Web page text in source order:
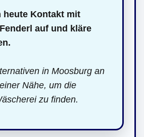
heute Kontakt mit
auf und kläre
in Moosburg an
Nähe, um die
zu finden.